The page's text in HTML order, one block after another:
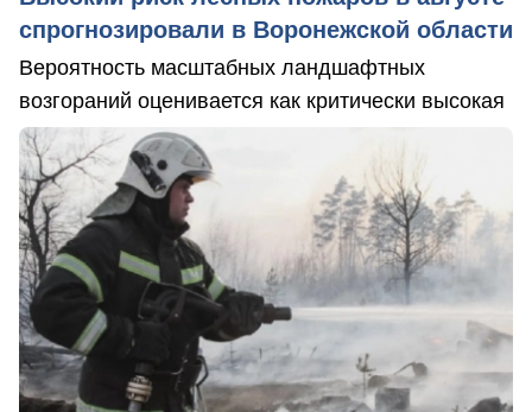
спрогнозировали в Воронежской области
Вероятность масштабных ландшафтных
возгораний оценивается как критически высокая